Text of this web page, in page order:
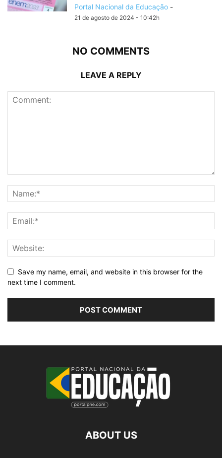
Portal Nacional da Educação -
21 de agosto de 2024 - 10:42h
NO COMMENTS
LEAVE A REPLY
Save my name, email, and website in this browser for the
next time I comment.
ABOUT US